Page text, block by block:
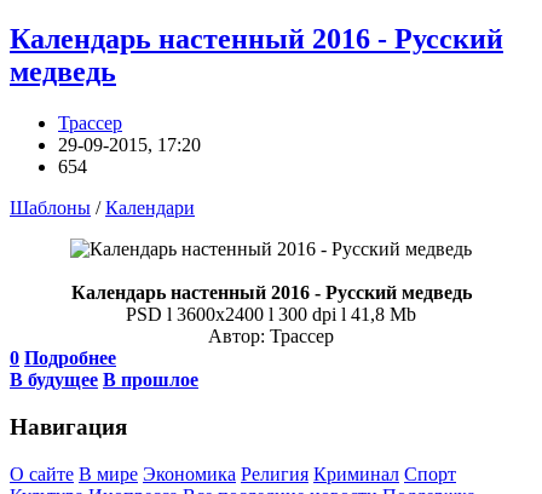
Календарь настенный 2016 - Русский
медведь
Трассер
29-09-2015, 17:20
654
Шаблоны /Календари
Календарь настенный 2016 - Русский медведь
PSD l 3600x2400 l 300 dpi l 41,8 Mb
Автор: Трассер
0 Подробнее
В будущее В прошлое
Навигация
О сайте В мире Экономика Религия Криминал Спорт